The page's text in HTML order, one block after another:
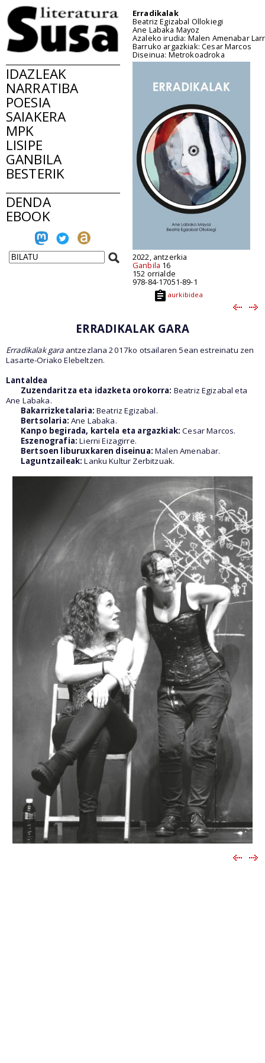
IDAZLEAK
NARRATIBA
POESIA
SAIAKERA
MPK
LISIPE
GANBILA
BESTERIK
DENDA
EBOOK
Erradikalak
Beatriz Egizabal Ollokiegi
Ane Labaka Mayoz
Azaleko irudia: Malen Amenabar
Barruko argazkiak: Cesar Marcos
Diseinua: Metrokoadroka
2022, antzerkia
Ganbila 16
152 orrialde
978-84-17051-89-1
aurkibidea
ERRADIKALAK GARA
Erradikalak garaantzezlana 2017ko otsailaren 5ean estreinatu zen
Lasarte-Oriako Elebeltzen.
Lantaldea
Zuzendaritza eta idazketa orokorra: Beatriz Egizabal eta
Ane Labaka.
Bakarrizketalaria: Beatriz Egizabal.
Bertsolaria: Ane Labaka.
Kanpo begirada, kartela eta argazkiak: Cesar Marcos.
Eszenografia: Lierni Eizagirre.
Bertsoen liburuxkaren diseinua:Malen Amenabar.
Laguntzaileak:Lanku Kultur Zerbitzuak.